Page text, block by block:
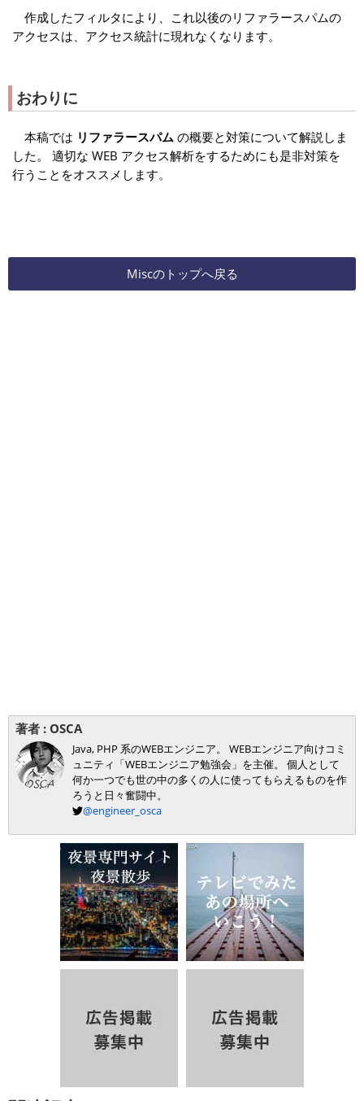
作成したフィルタにより、これ以後のリファラースパムの
アクセスは、アクセス統計に現れなくなります。
おわりに
本稿では リファラースパム の概要と対策について解説しま
した。 適切な WEB アクセス解析をするためにも是非対策を
行うことをオススメします。
Miscのトップへ戻る
著者 : OSCA
Java, PHP 系のWEBエンジニア。 WEBエンジニア向けコミ
ュニティ「WEBエンジニア勉強会」を主催。 個人として
何か一つでも世の中の多くの人に使ってもらえるものを作
ろうと日々奮闘中。
@engineer_osca